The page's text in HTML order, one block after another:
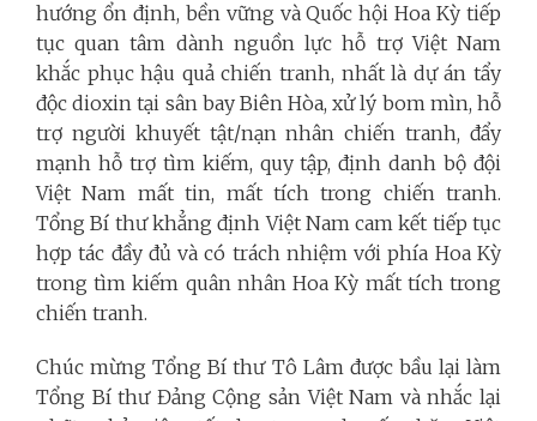
hướng ổn định, bền vững và Quốc hội Hoa Kỳ tiếp
tục quan tâm dành nguồn lực hỗ trợ Việt Nam
khắc phục hậu quả chiến tranh, nhất là dự án tẩy
độc dioxin tại sân bay Biên Hòa, xử lý bom mìn, hỗ
trợ người khuyết tật/nạn nhân chiến tranh, đẩy
mạnh hỗ trợ tìm kiếm, quy tập, định danh bộ đội
Việt Nam mất tin, mất tích trong chiến tranh.
Tổng Bí thư khẳng định Việt Nam cam kết tiếp tục
hợp tác đầy đủ và có trách nhiệm với phía Hoa Kỳ
trong tìm kiếm quân nhân Hoa Kỳ mất tích trong
chiến tranh.
Chúc mừng Tổng Bí thư Tô Lâm được bầu lại làm
Tổng Bí thư Đảng Cộng sản Việt Nam và nhắc lại